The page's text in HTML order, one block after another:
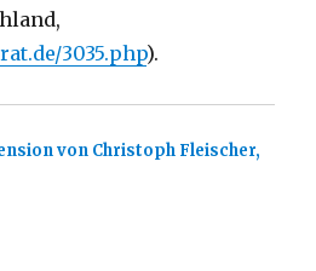
3035.php).
von Christoph Fleischer,